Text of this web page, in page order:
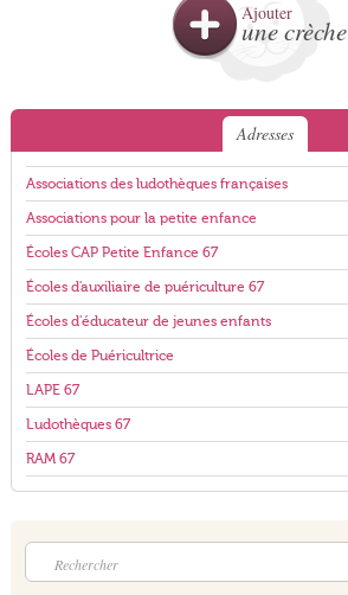
Ajouter
une crèche
Adresses
Associations des ludothèques françaises
Associations pour la petite enfance
Écoles CAP Petite Enfance 67
Écoles d'auxiliaire de puériculture 67
Écoles d'éducateur de jeunes enfants
Écoles de Puéricultrice
LAPE 67
Ludothèques 67
RAM 67